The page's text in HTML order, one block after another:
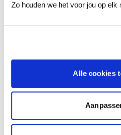
Zo houden we het voor jou op elk
Alle cookies
Voorbereiding
Gevarenaanduidingen